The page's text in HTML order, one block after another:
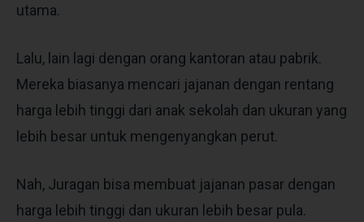
utama.
Lalu, lain lagi dengan orang kantoran atau pabrik.
Mereka biasanya mencari jajanan dengan rentang
harga lebih tinggi dari anak sekolah dan ukuran yang
lebih besar untuk mengenyangkan perut.
Nah, Juragan bisa membuat jajanan pasar dengan
harga lebih tinggi dan ukuran lebih besar pula.